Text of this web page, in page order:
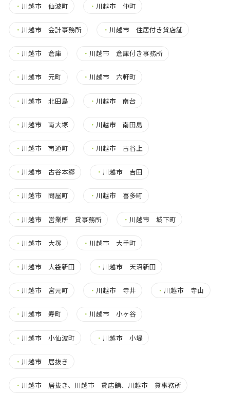
・ 川越市 仙波町 ・ 川越市 仲町
・ 川越市 会計事務所 ・ 川越市 住居付き貸店舗
・ 川越市 倉庫 ・ 川越市 倉庫付き事務所
・ 川越市 元町 ・ 川越市 六軒町
・ 川越市 北田島 ・ 川越市 南台
・ 川越市 南大塚 ・ 川越市 南田島
・ 川越市 南通町 ・ 川越市 古谷上
・ 川越市 古谷本郷 ・ 川越市 吉田
・ 川越市 問屋町 ・ 川越市 喜多町
・ 川越市 営業所 貸事務所 ・ 川越市 城下町
・ 川越市 大塚 ・ 川越市 大手町
・ 川越市 大袋新田 ・ 川越市 天沼新田
・ 川越市 宮元町 ・ 川越市 寺井 ・ 川越市 寺山
・ 川越市 寿町 ・ 川越市 小ヶ谷
・ 川越市 小仙波町 ・ 川越市 小堤
・ 川越市 居抜き
・ 川越市 居抜き、川越市 貸店舗、川越市 貸事務所